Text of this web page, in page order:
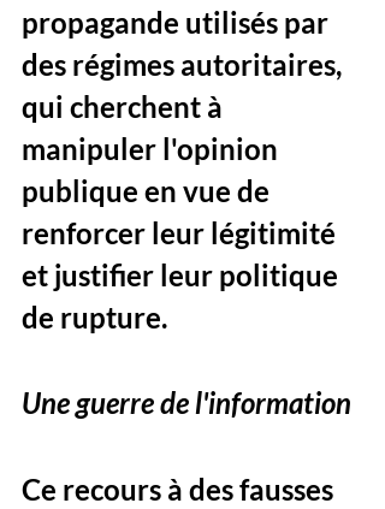
propagande utilisés par
des régimes autoritaires,
qui cherchent à
manipuler l'opinion
publique en vue de
renforcer leur légitimité
et justifier leur politique
de rupture.
Une guerre de l'information
Ce recours à des fausses